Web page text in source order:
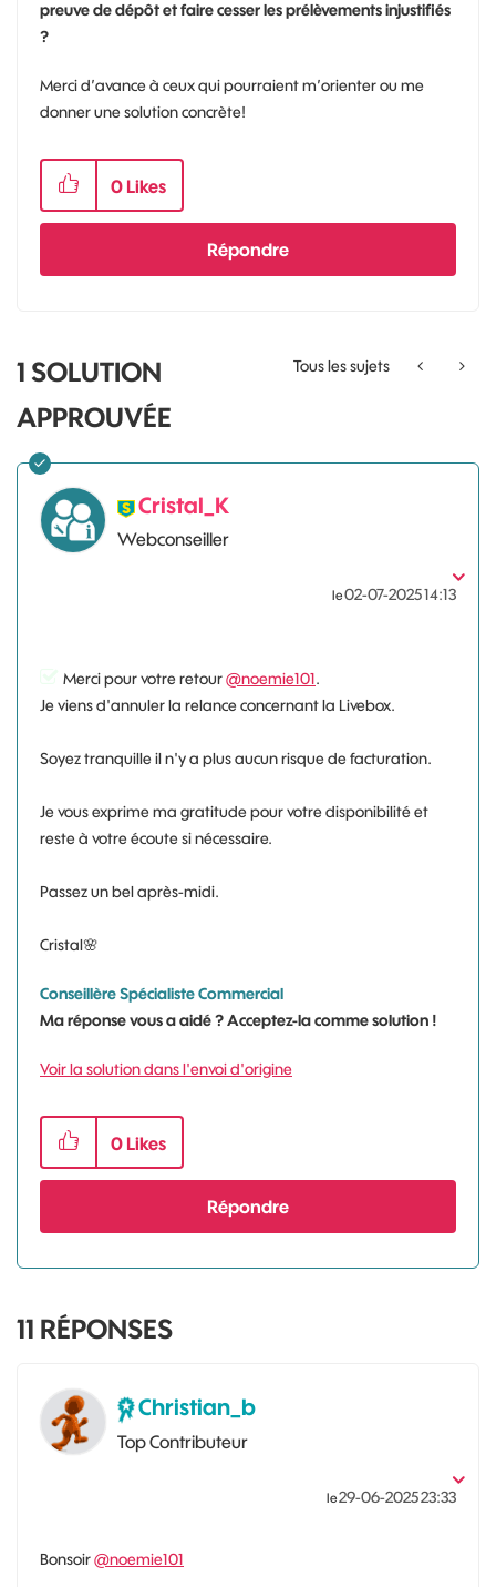
preuve de dépôt et faire cesser les prélèvements injustifiés
?
Merci d’avance à ceux qui pourraient m’orienter ou me
donner une solution concrète!
0 Likes
Répondre
Tous les sujets
1 SOLUTION
APPROUVÉE
Cristal_K
Webconseiller
le‎02-07-202514:13
Merci pour votre retour@noemie101.
Je viens d'annuler la relance concernant la Livebox.
Soyez tranquille il n'y a plus aucun risque de facturation.
Je vous exprime ma gratitude pour votre disponibilité et
reste à votre écoute si nécessaire.
Passez un bel après-midi.
Cristal🌸
Conseillère Spécialiste Commercial
Ma réponse vous a aidé ? Acceptez-la comme solution !
Voir la solution dans l'envoi d'origine
0 Likes
Répondre
11 RÉPONSES
Christian_b
Top Contributeur
le‎29-06-202523:33
Bonsoir@noemie101